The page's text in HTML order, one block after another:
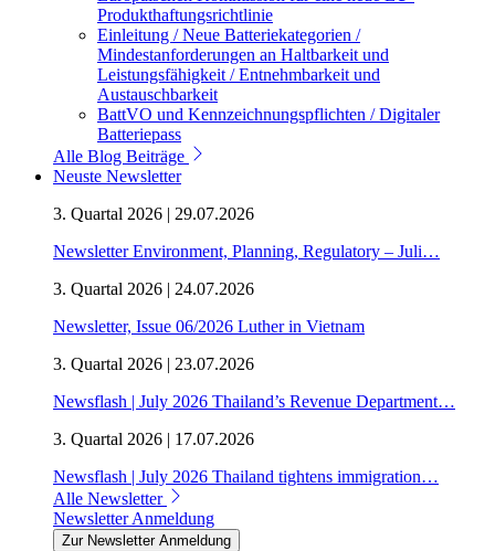
Produkthaftungsrichtlinie
Einleitung / Neue Batteriekategorien /
Mindestanforderungen an Haltbarkeit und
Leistungsfähigkeit / Entnehmbarkeit und
Austauschbarkeit
BattVO und Kennzeichnungspflichten / Digitaler
Batteriepass
Alle Blog Beiträge
Neuste Newsletter
3. Quartal 2026 | 29.07.2026
Newsletter Environment, Planning, Regulatory – Juli…
3. Quartal 2026 | 24.07.2026
Newsletter, Issue 06/2026 Luther in Vietnam
3. Quartal 2026 | 23.07.2026
Newsflash | July 2026 Thailand’s Revenue Department…
3. Quartal 2026 | 17.07.2026
Newsflash | July 2026 Thailand tightens immigration…
Alle Newsletter
Newsletter Anmeldung
Zur Newsletter Anmeldung